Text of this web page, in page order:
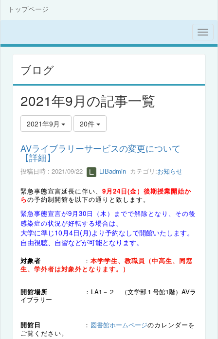
トップページ
ブログ
2021年9月の記事一覧
2021年9月 20件
AVライブラリーサービスの変更について
【詳細】
投稿日時 : 2021/09/22 LIBadmin カテゴリ:お知らせ
緊急事態宣言延長に伴い、 9月24日(金）後期授業開始か
らの予約制開館を以下の通りと致します。
緊急事態宣言が9月30日（木）までで解除となり、その後
感染症の状況が好転する場合は、
大学に準じ10月4日(月)より予約なしで開館いたします。
自由視聴、自習などが可能となります。
対象者 ： 本学学生、教職員（中高生、同窓
生、学外者は対象外となります。）
開館場所 ： LA1－２ （文学部１号館1階）AVラ
イブラリー
開館日 ： 図書館ホームページのカレンダーを
ご覧ください。